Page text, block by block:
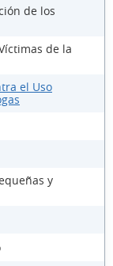
de los
de la
el Uso
y